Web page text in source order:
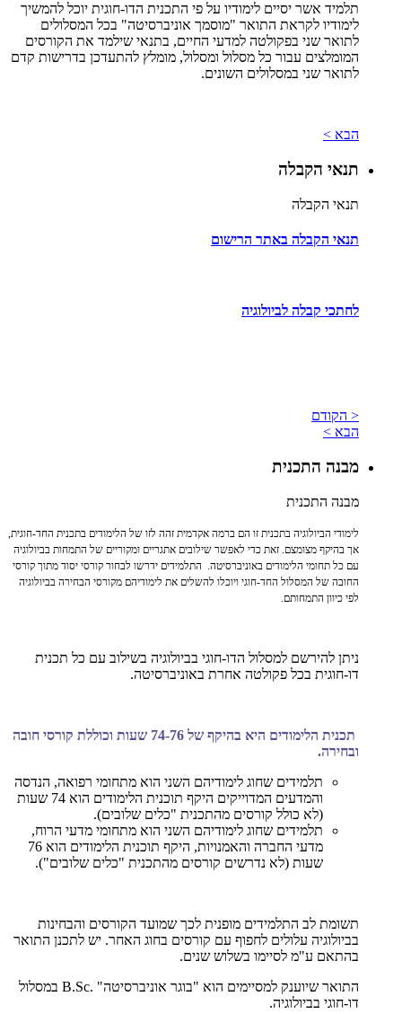
תלמיד אשר יסיים לימודיו על פי התכנית הדו-חוגית יוכל להמשיך
לימודיו לקראת התואר "מוסמך אוניברסיטה" בכל המסלולים
לתואר שני בפקולטה למדעי החיים, בתנאי שילמד את הקורסים
המומלצים עבור כל מסלול ומסלול, מומלץ להתעדכן בדרישות קדם
לתואר שני במסלולים השונים.
הבא >
תנאי הקבלה
תנאי הקבלה
תנאי הקבלה באתר הרישום
לחתכי קבלה לביולוגיה
< הקודם
הבא >
מבנה התכנית
מבנה התכנית
לימודי הביולוגיה בתכנית זו הם ברמה אקדמית זהה לזו של הלימודים בתכנית החד-חוגית,
אך בהיקף מצומצם. זאת כדי לאפשר שילובים אתגריים ומקוריים של התמחות בביולוגיה
עם כל תחומי הלימודים באוניברסיטה. התלמידים ידרשו לבחור קורסי יסוד מתוך קורסי
החובה של המסלול החד-חוגי ויוכלו להשלים את לימודיהם מקורסי הבחירה בביולוגיה
לפי כיוון התמחותם.
ניתן להירשם למסלול הדו-חוגי בביולוגיה בשילוב עם כל תכנית
דו-חוגית בכל פקולטה אחרת באוניברסיטה.
תכנית הלימודים היא בהיקף של 74-76 שעות וכוללת קורסי חובה
ובחירה.
תלמידים שחוג לימודיהם השני הוא מתחומי רפואה, הנדסה
והמדעים המדוייקים היקף תוכנית הלימודים הוא 74 שעות
(לא כולל קורסים מהתכנית "כלים שלובים).
תלמידים שחוג לימודיהם השני הוא מתחומי מדעי הרוח,
מדעי החברה והאמנויות, היקף תוכנית הלימודים הוא 76
שעות (לא נדרשים קורסים מהתכנית "כלים שלובים").
תשומת לב התלמידים מופנית לכך שמועד הקורסים והבחינות
בביולוגיה עלולים לחפוף עם קורסים בחוג האחר. יש לתכנן התואר
בהתאם ע"מ לסיימו בשלוש שנים.
התואר שיוענק למסיימים הוא "בוגר אוניברסיטה" B.Sc. במסלול
דו-חוגי בביולוגיה.